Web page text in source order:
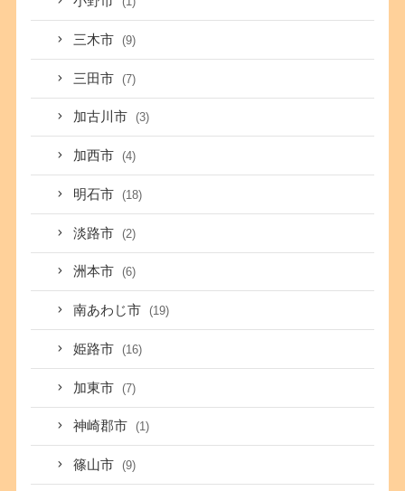
三木市 (9)
三田市 (7)
加古川市 (3)
加西市 (4)
明石市 (18)
淡路市 (2)
洲本市 (6)
南あわじ市 (19)
姫路市 (16)
加東市 (7)
神崎郡市 (1)
篠山市 (9)